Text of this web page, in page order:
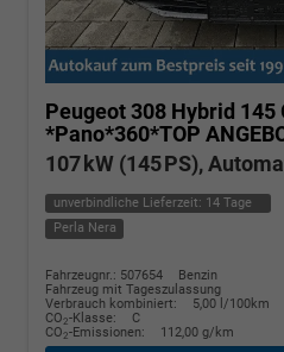
Peugeot 308 Hybrid 145
*Pano*360*TOP
107 kW (145 PS),
unverbindliche Lieferzeit: 14 Tage
Perla Nera
Fahrzeugnr.: 507654
Benzin
Fahrzeug mit Tageszulassung
Verbrauch kombiniert:
5,00 l/100km
CO2-Klasse:
C
CO2-Emissionen: 112,00 g/km